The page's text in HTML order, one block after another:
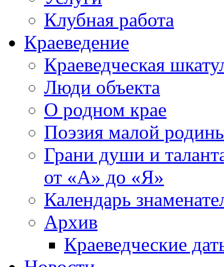
Клубная работа
Краеведение
Краеведческая
Люди объекта
О родном крае
Поэзия малой
Грани души и
от «А» до «Я»
Календарь
Архив
Краеведческие